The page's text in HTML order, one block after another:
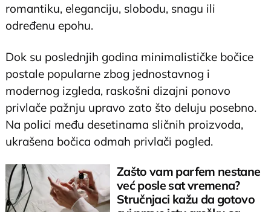
romantiku, eleganciju, slobodu, snagu ili
određenu epohu.
Dok su poslednjih godina minimalističke bočice
postale popularne zbog jednostavnog i
modernog izgleda, raskošni dizajni ponovo
privlače pažnju upravo zato što deluju posebno.
Na polici među desetinama sličnih proizvoda,
ukrašena bočica odmah privlači pogled.
Zašto vam parfem nestane
već posle sat vremena?
Stručnjaci kažu da gotovo